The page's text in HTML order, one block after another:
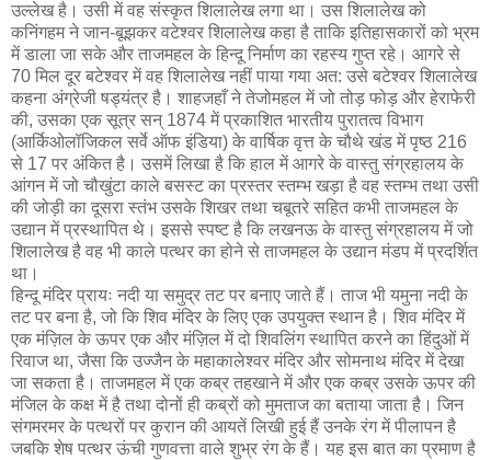
उल्लेख है। उसी में वह संस्कृत शिलालेख लगा था। उस शिलालेख को
कनिंगहम ने जान-बूझकर वटेश्वर शिलालेख कहा है ताकि इतिहासकारों को भ्रम
में डाला जा सके और ताजमहल के हिन्दू निर्माण का रहस्य गुप्त रहे। आगरे से
70 मिल दूर बटेश्वर में वह शिलालेख नहीं पाया गया अत: उसे बटेश्वर शिलालेख
कहना अंग्रेजी षड्‍यंत्र है। शाहजहाँ ने तेजोमहल में जो तोड़ फोड़ और हेराफेरी
की, उसका एक सूत्र सन् 1874 में प्रकाशित भारतीय पुरातत्व विभाग
(आर्किओलॉजिकल सर्वे ऑफ इंडिया) के वार्षिक वृत्त के चौथे खंड में पृष्ठ 216
से 17 पर अंकित है। उसमें लिखा है कि हाल में आगरे के वास्तु संग्रहालय के
आंगन में जो चौखुंटा काले बसस्ट का प्रस्तर स्तम्भ खड़ा है वह स्तम्भ तथा उसी
की जोड़ी का दूसरा स्तंभ उसके शिखर तथा चबूतरे सहित कभी ताजमहल के
उद्यान में प्रस्थापित थे। इससे स्पष्ट है कि लखनऊ के वास्तु संग्रहालय में जो
शिलालेख है वह भी काले पत्थर का होने से ताजमहल के उद्यान मंडप में प्रदर्शित
था।
हिन्दू मंदिर प्रायः नदी या समुद्र तट पर बनाए जाते हैं। ताज भी यमुना नदी के
तट पर बना है, जो कि शिव मंदिर के लिए एक उपयुक्त स्थान है। शिव मंदिर में
एक मंज़िल के ऊपर एक और मंज़िल में दो शिवलिंग स्थापित करने का हिंदुओं में
रिवाज था, जैसा कि उज्जैन के महाकालेश्वर मंदिर और सोमनाथ मंदिर में देखा
जा सकता है। ताजमहल में एक कब्र तहखाने में और एक कब्र उसके ऊपर की
मंजिल के कक्ष में है तथा दोनों ही कब्रों को मुमताज का बताया जाता है। जिन
संगमरमर के पत्थरों पर कुरान की आयतें लिखी हुई हैं उनके रंग में पीलापन है
जबकि शेष पत्थर ऊंची गुणवत्ता वाले शुभ्र रंग के हैं। यह इस बात का प्रमाण है